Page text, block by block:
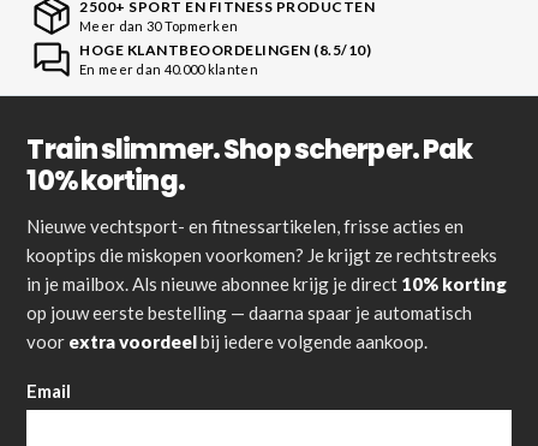
2500+ SPORT EN FITNESS PRODUCTEN
Meer dan 30 Topmerken
HOGE KLANTBEOORDELINGEN (8.5/10)
En meer dan 40.000 klanten
Train slimmer. Shop scherper. Pak
10% korting.
Nieuwe vechtsport- en fitnessartikelen, frisse acties en
kooptips die miskopen voorkomen? Je krijgt ze rechtstreeks
in je mailbox. Als nieuwe abonnee krijg je direct 10% korting
op jouw eerste bestelling — daarna spaar je automatisch
voor extra voordeelbij iedere volgende aankoop.
Email